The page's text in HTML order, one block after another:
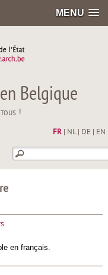
MENU
Belgique
!
FR| NL| DE EN
en français.